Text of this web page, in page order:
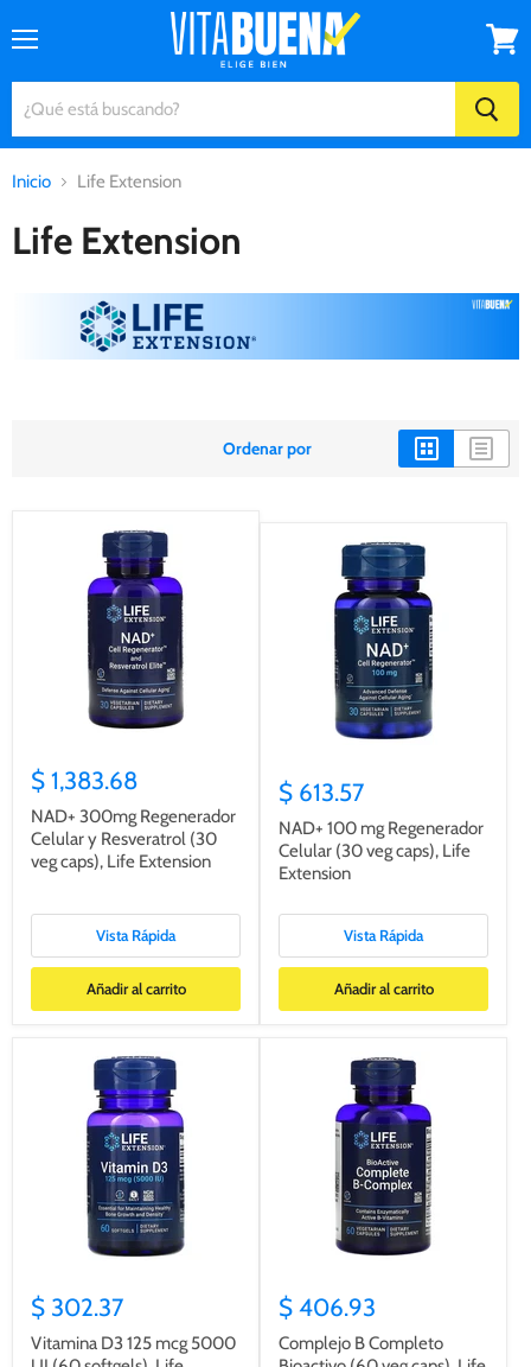
carrito
Inicio Life Extension
Life Extension
Ordenar por
$ 1,383.68
NAD+ 300mg Regenerador
Celular y Resveratrol (30
veg caps), Life Extension
Vista Rápida
Añadir al carrito
$ 613.57
NAD+ 100 mg Regenerador
Celular (30 veg caps), Life
Extension
Vista Rápida
Añadir al carrito
$ 302.37
Vitamina D3 125 mcg 5000
$ 406.93
Complejo B Completo